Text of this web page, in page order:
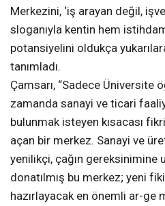
Merkezini, ‘iş arayan değil,
sloganıyla kentin hem
potansiyelini oldukça
tanımladı.
Çamsarı, “Sadece Üniversite
zamanda sanayi ve ticari
bulunmak isteyen kısacası
açan bir merkez. Sanayi ve
yenilikçi, çağın gereksinimine
donatılmış bu merkez; yeni
hazırlayacak en önemli ar-ge